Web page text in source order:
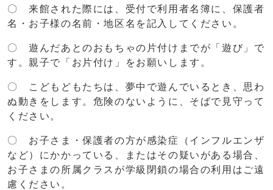
〇 来館された際には、受付で利用者名簿に、保護者
名・お子様の名前・地区名を記入してください。
〇 遊んだあとのおもちゃの片付けまでが「遊び」で
す。親子で「お片付け」をお願いします。
〇 こどもどもたちは、夢中で遊んでいるとき、思わ
ぬ動きをします。危険のないように、そばで見守って
ください。
〇 お子さま・保護者の方が感染症（インフルエンザ
など）にかかっている、またはその疑いがある場合、
お子さまの所属クラスが学級閉鎖の場合の利用はご遠
慮ください。